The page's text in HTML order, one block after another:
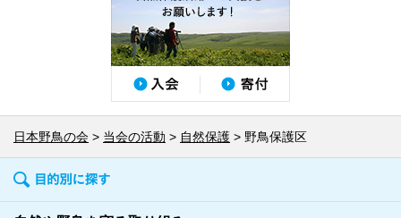
日本野鳥の会 当会の活動 自然保護 野鳥保護区